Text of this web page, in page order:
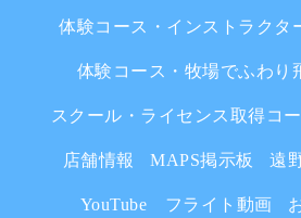
体験コース・インストラク
体験コース・牧場でふわり
スクール・ライセンス取得コ
店舗情報 MAPS掲示板 遠
YouTube フライト動画